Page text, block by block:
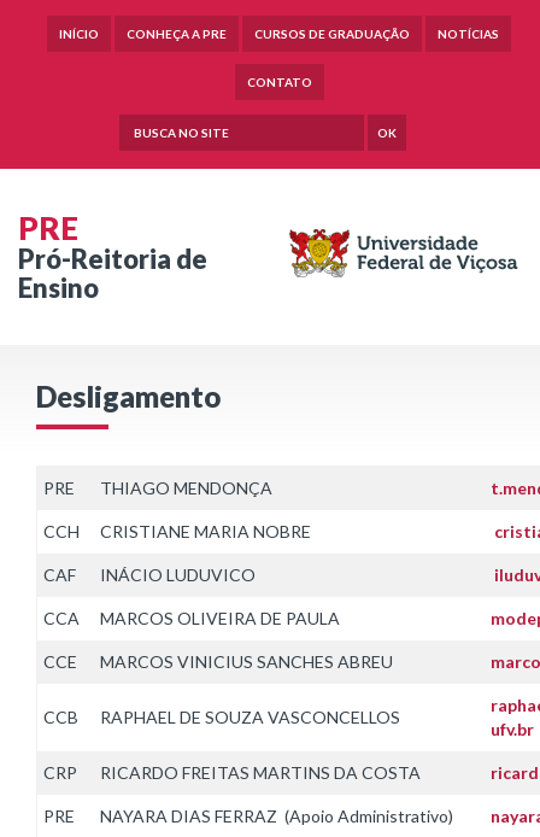
INÍCIO CONHEÇA A PRE CURSOS DE GRADUAÇÃO NOTÍCIAS
CONTATO
OK
PRE
Pró-Reitoria de
Ensino
Desligamento
PRE THIAGO MENDONÇA
CCH CRISTIANE MARIA NOBRE
CAF INÁCIO LUDUVICO
CCA MARCOS OLIVEIRA DE PAULA
CCE MARCOS VINICIUS SANCHES ABREU
CCB RAPHAEL DE SOUZA VASCONCELLOS
ufv.br
CRP RICARDO FREITAS MARTINS DA COSTA
PRE NAYARA DIAS FERRAZ (Apoio Administrativo)